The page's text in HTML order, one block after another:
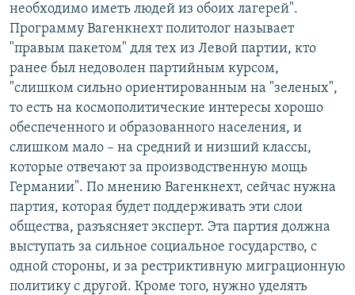
необходимо иметь людей из обоих лагерей".
Программу Вагенкнехт политолог называет
"правым пакетом" для тех из Левой партии, кто
ранее был недоволен партийным курсом,
"слишком сильно ориентированным на "зеленых",
то есть на космополитические интересы хорошо
обеспеченного и образованного населения, и
слишком мало – на средний и низший классы,
которые отвечают за производственную мощь
Германии". По мнению Вагенкнехт, сейчас нужна
партия, которая будет поддерживать эти слои
общества, разъясняет эксперт. Эта партия должна
выступать за сильное социальное государство, с
одной стороны, и за рестриктивную миграционную
политику с другой. Кроме того, нужно уделять